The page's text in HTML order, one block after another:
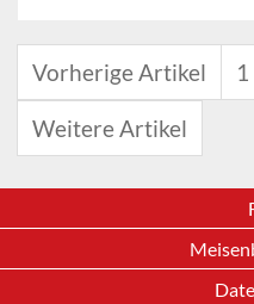
Vorherige Artikel 1
Weitere Artikel